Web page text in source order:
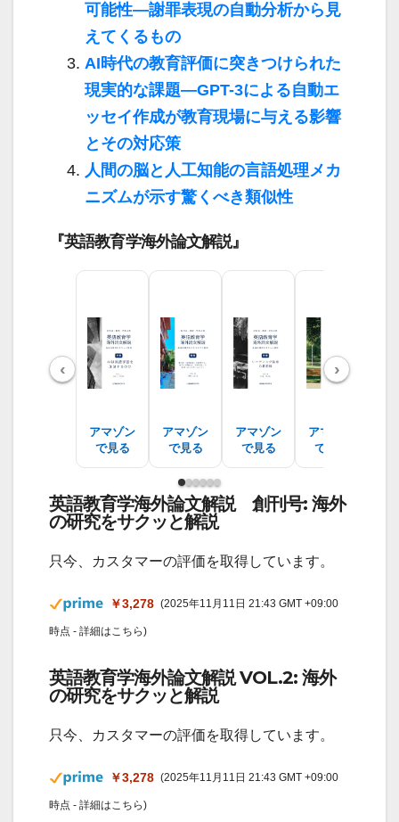
可能性―謝罪表現の自動分析から見
えてくるもの
AI時代の教育評価に突きつけられた
現実的な課題―GPT-3による自動エ
ッセイ作成が教育現場に与える影響
とその対応策
人間の脳と人工知能の言語処理メカ
ニズムが示す驚くべき類似性
『英語教育学海外論文解説』
‹
アマゾン
で見る
アマゾン
で見る
アマゾン
で見る
アマゾン
で見る
›
英語教育学海外論文解説 創刊号: 海外
の研究をサクッと解説
只今、カスタマーの評価を取得しています。
￥3,278 (2025年11月11日 21:43 GMT +09:00
時点 - 詳細はこちら)
英語教育学海外論文解説 VOL.2: 海外
の研究をサクッと解説
只今、カスタマーの評価を取得しています。
￥3,278 (2025年11月11日 21:43 GMT +09:00
時点 - 詳細はこちら)